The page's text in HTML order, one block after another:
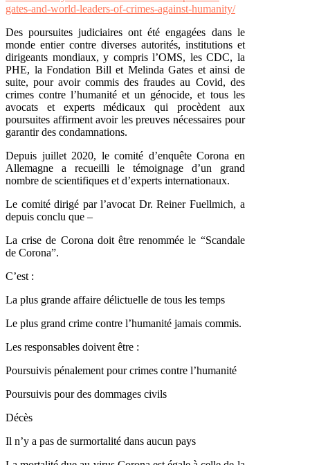
gates-and-world-leaders-of-crimes-against-humanity/
Des poursuites judiciaires ont été engagées dans le
monde entier contre diverses autorités, institutions et
dirigeants mondiaux, y compris l’OMS, les CDC, la
PHE, la Fondation Bill et Melinda Gates et ainsi de
suite, pour avoir commis des fraudes au Covid, des
crimes contre l’humanité et un génocide, et tous les
avocats et experts médicaux qui procèdent aux
poursuites affirment avoir les preuves nécessaires pour
garantir des condamnations.
Depuis juillet 2020, le comité d’enquête Corona en
Allemagne a recueilli le témoignage d’un grand
nombre de scientifiques et d’experts internationaux.
Le comité dirigé par l’avocat Dr. Reiner Fuellmich, a
depuis conclu que –
La crise de Corona doit être renommée le “Scandale
de Corona”.
C’est :
La plus grande affaire délictuelle de tous les temps
Le plus grand crime contre l’humanité jamais commis.
Les responsables doivent être :
Poursuivis pénalement pour crimes contre l’humanité
Poursuivis pour des dommages civils
Décès
Il n’y a pas de surmortalité dans aucun pays